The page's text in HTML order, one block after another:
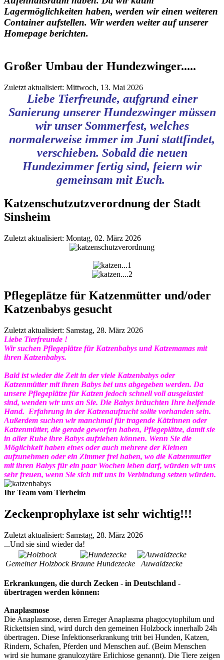
Lagermöglichkeiten haben, werden wir einen weiteren
Container aufstellen. Wir werden weiter auf unserer
Homepage berichten.
Großer Umbau der Hundezwinger.....
Zuletzt aktualisiert: Mittwoch, 13. Mai 2026
Liebe Tierfreunde, aufgrund einer
Sanierung unserer Hundezwinger müssen
wir unser Sommerfest, welches
normalerweise immer im Juni stattfindet,
verschieben. Sobald die neuen
Hundezimmer fertig sind, feiern wir
gemeinsam mit Euch.
Katzenschutzutzverordnung der Stadt
Sinsheim
Zuletzt aktualisiert: Montag, 02. März 2026
Pflegeplätze für Katzenmütter und/oder
Katzenbabys gesucht
Zuletzt aktualisiert: Samstag, 28. März 2026
Liebe Tierfreunde !
Wir suchen Pflegeplätze für Katzenbabys und Katzemamas mit
ihren Katzenbabys.
Bald ist wieder die Zeit in der viele Katzenbabys oder
Katzenmütter mit ihren Babys bei uns abgegeben werden. Da
unsere Pflegeplätze für Katzen jedoch schnell voll ausgelastet
sind, wenden wir uns an Sie. Die Babys bräuchten Ihre helfende
Hand. Erfahrung in der Katzenaufzucht sollte vorhanden sein.
Außerdem suchen wir manchmal für tragende Kätzinnen oder
Katzenmütter, die gerade geworfen haben, Pflegeplätze, damit sie
in aller Ruhe ihre Babys aufziehen können. Wenn Sie die
Möglichkeit haben eines oder auch mehrere der Kleinen
aufzunehmen oder ein Zimmer frei haben, wo die Katzenmutter
mit ihren Babys für ein paar Wochen leben darf, würden wir uns
sehr freuen, wenn Sie sich mit uns in Verbindung setzen würden.
Ihr Team vom Tierheim
Zeckenprophylaxe ist sehr wichtig!!!
Zuletzt aktualisiert: Samstag, 28. März 2026
...Und sie sind wieder da!
Gemeiner Holzbock Braune Hundezecke Auwaldzecke
Erkrankungen, die durch Zecken - in Deutschland -
übertragen werden können:
Anaplasmose
Die Anaplasmose, deren Erreger Anaplasma phagocytophilum und
Rickettsien sind, wird durch den gemeinen Holzbock innerhalb 24h
übertragen. Diese Infektionserkrankung tritt bei Hunden, Katzen,
Rindern, Schafen, Pferden und Menschen auf. (Beim Menschen
wird sie humane granulozytäre Erlichiose genannt). Die Tiere zeigen